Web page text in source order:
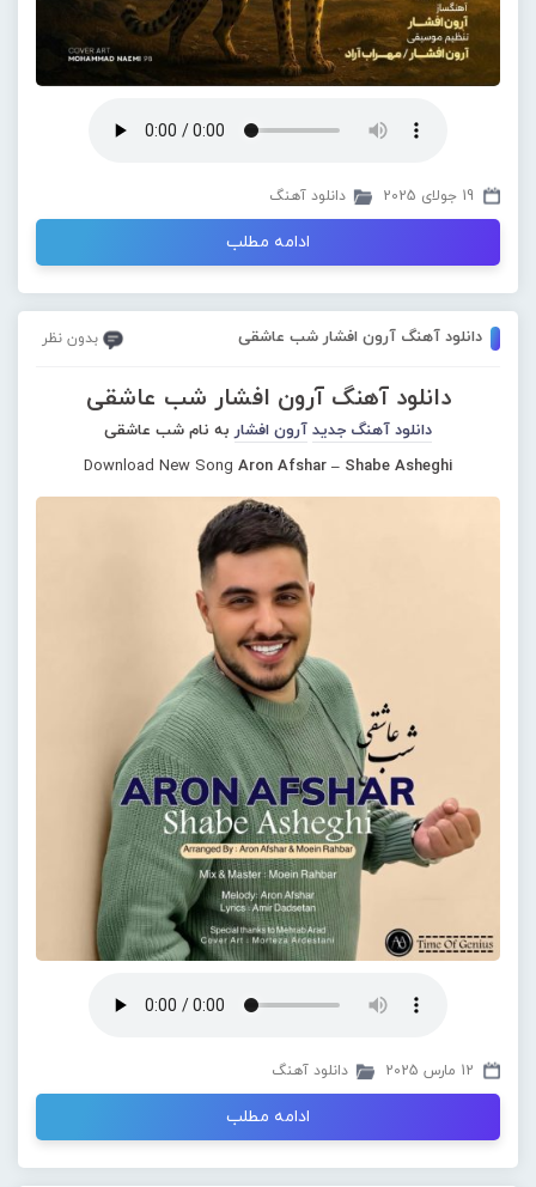
19 جولای 2025 دانلود آهنگ
ادامه مطلب
دانلود آهنگ آرون افشار شب عاشقی بدون نظر
دانلود آهنگ آرون افشار شب عاشقی
دانلود آهنگ جدید آرون افشار به نام شب عاشقی
Download New Song Aron Afshar – Shabe Asheghi
12 مارس 2025 دانلود آهنگ
ادامه مطلب